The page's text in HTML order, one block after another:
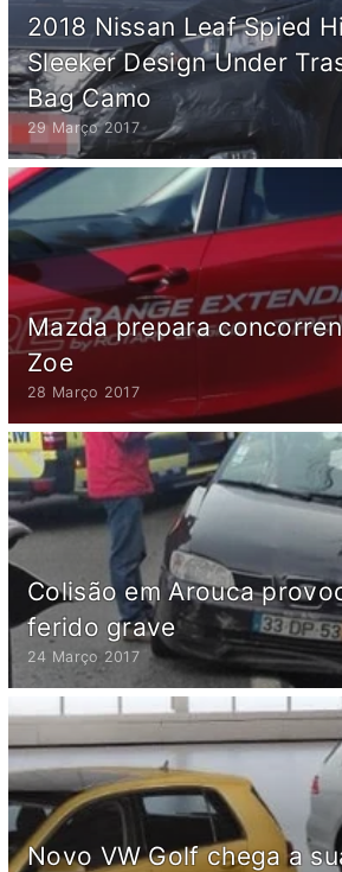
2018 Nissan Leaf Spied
Sleeker Design Under
Bag Camo
29 Março 2017
Mazda prepara
Zoe
28 Março 2017
Colisão em Arouca
ferido grave
24 Março 2017
Novo VW Golf chega a